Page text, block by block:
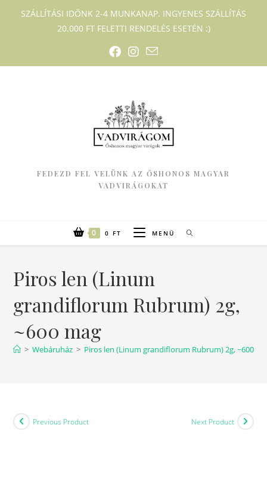
SZÁLLÍTÁSI IDŐNK 2-4 MUNKANAP. INGYENES SZÁLLÍTÁS
20.000 FT FELETTI RENDELÉS ESETÉN :)
FEDEZD FEL VELÜNK AZ ŐSHONOS MAGYAR
VADVIRÁGOKAT
0 0 FT MENÜ
Piros len (Linum
grandiflorum Rubrum) 2g,
~600 mag
> Webáruház > Piros len (Linum grandiflorum Rubrum) 2g, ~600
Previous Product Next Product